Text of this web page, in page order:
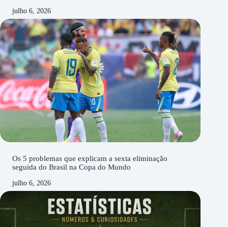
julho 6, 2026
Os 5 problemas que explicam a sexta eliminação
seguida do Brasil na Copa do Mundo
julho 6, 2026